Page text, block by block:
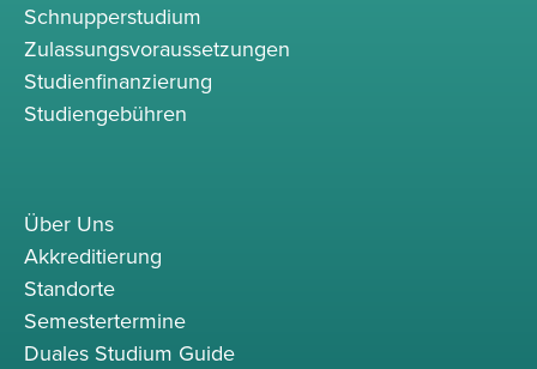
Schnupperstudium
Zulassungsvoraussetzungen
Studienfinanzierung
Studiengebühren
Über Uns
Akkreditierung
Standorte
Semestertermine
Duales Studium Guide